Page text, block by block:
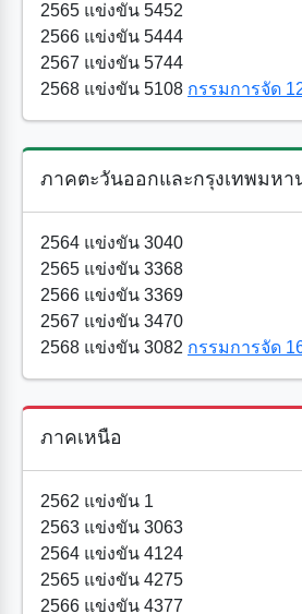
2565 แข่งขัน 5452
2566 แข่งขัน 5444
2567 แข่งขัน 5744
2568 แข่งขัน 5108 กรรมการจัด
ภาคตะวันออกและกรุงเทพมหา
2564 แข่งขัน 3040
2565 แข่งขัน 3368
2566 แข่งขัน 3369
2567 แข่งขัน 3470
2568 แข่งขัน 3082 กรรมการจัด
ภาคเหนือ
2562 แข่งขัน 1
2563 แข่งขัน 3063
2564 แข่งขัน 4124
2565 แข่งขัน 4275
2566 แข่งขัน 4377